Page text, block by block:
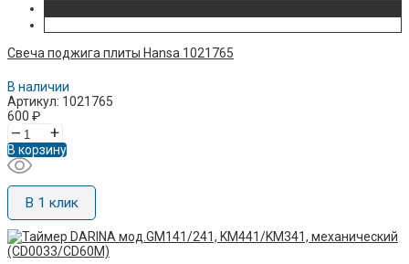
Свеча поджига плиты Hansa 1021765
В наличии
Артикул: 1021765
600 ₽
– +
В корзину
В 1 клик